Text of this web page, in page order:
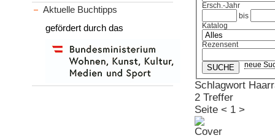
Ersch.-Jahr
bis
Katalog
Rezensent
neue
Schlagwort
2 Treffer
Seite < 1 >
Aktuelle Buchtipps
gefördert durch das